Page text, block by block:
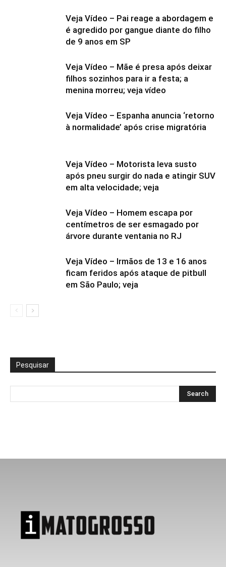
Veja Vídeo – Pai reage a abordagem e
é agredido por gangue diante do filho
de 9 anos em SP
Veja Vídeo – Mãe é presa após deixar
filhos sozinhos para ir a festa; a
menina morreu; veja vídeo
Veja Vídeo – Espanha anuncia ‘retorno
à normalidade’ após crise migratória
Veja Vídeo – Motorista leva susto
após pneu surgir do nada e atingir SUV
em alta velocidade; veja
Veja Vídeo – Homem escapa por
centímetros de ser esmagado por
árvore durante ventania no RJ
Veja Vídeo – Irmãos de 13 e 16 anos
ficam feridos após ataque de pitbull
em São Paulo; veja
Pesquisar